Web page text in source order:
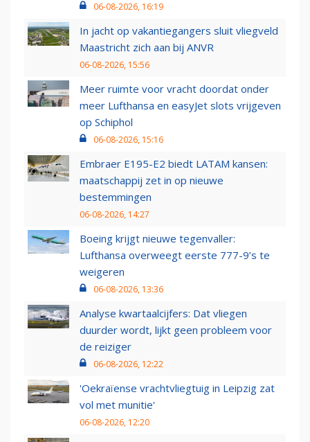
06-08-2026, 16:19
In jacht op vakantiegangers sluit vliegveld
Maastricht zich aan bij ANVR
06-08-2026, 15:56
Meer ruimte voor vracht doordat onder
meer Lufthansa en easyJet slots vrijgeven
op Schiphol
06-08-2026, 15:16
Embraer E195-E2 biedt LATAM kansen:
maatschappij zet in op nieuwe
bestemmingen
06-08-2026, 14:27
Boeing krijgt nieuwe tegenvaller:
Lufthansa overweegt eerste 777-9’s te
weigeren
06-08-2026, 13:36
Analyse kwartaalcijfers: Dat vliegen
duurder wordt, lijkt geen probleem voor
de reiziger
06-08-2026, 12:22
'Oekraïense vrachtvliegtuig in Leipzig zat
vol met munitie'
06-08-2026, 12:20